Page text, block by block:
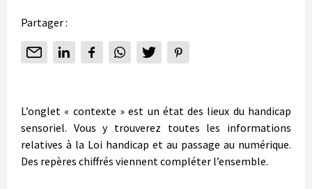
Partager :
L’onglet « contexte » est un état des lieux du handicap
sensoriel. Vous y trouverez toutes les informations
relatives à la Loi handicap et au passage au numérique.
Des repères chiffrés viennent compléter l’ensemble.